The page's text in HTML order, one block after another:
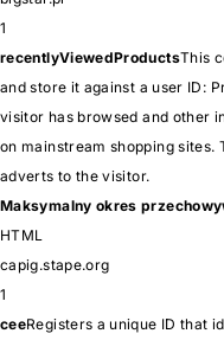
1
recentlyViewedProductsThis
and store it against a user ID:
visitor has browsed and other
on mainstream shopping
adverts to the visitor.
Maksymalny okres
HTML
capig.stape.org
1
ceeRegisters a unique ID that